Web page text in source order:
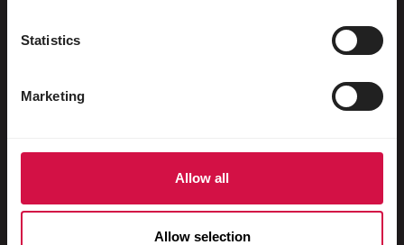
Statistics
Marketing
Allow all
Allow selection
Króliki
Roslinożercy